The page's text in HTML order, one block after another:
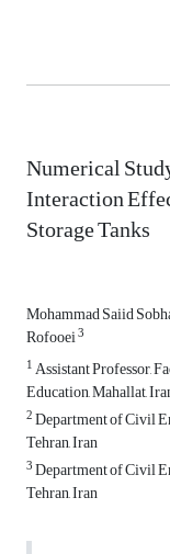
Numerical
Interaction
Storage Tanks
Mohammad Saiid
Rofooei3
1Assistant Professor,
Education, Mahallat,
2Department of Civil
Tehran, Iran
3Department of Civil
Tehran, Iran